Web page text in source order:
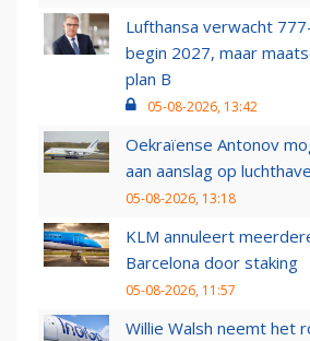
Lufthansa verwacht
begin 2027, maar
plan B
05-08-2026, 13:42
Oekraïense Antonov
aan aanslag op
05-08-2026, 13:18
KLM annuleert
Barcelona door staking
05-08-2026, 11:57
Willie Walsh neemt het